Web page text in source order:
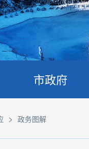
市政府
> 政务图解